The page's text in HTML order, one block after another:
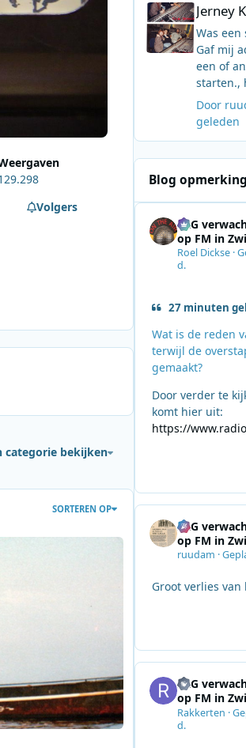
weergaven
Volgers
categorie bekijken
SORTEREN OP
zandbanken, storm en braaksel! (14)
vd
maken.
Jerney
Was een
Gaf mij
een of
starten.,
Ze had
nobody
Door
geleden
Blog
SRG
op FM in
Roel Dickse·
d.
27 minuten
Wat is de reden
terwijl de
gemaakt?
Door verder te
komt hier uit:
https://
SRG
op FM in
ruudam ·
Groot verlies
SRG
op FM in
Rakkerten ·
d.